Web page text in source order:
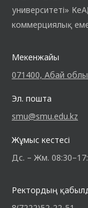
университеті»
коммерциялық
Мекенжайы
071400, Абай
Эл. пошта
smu@smu.edu.kz
Жұмыс кестесі
Дс. – Жм.
Ректордың